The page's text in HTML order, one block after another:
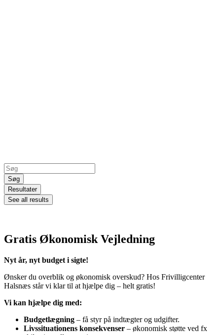
Search
...Søg
Resultater
See all results
Gratis Økonomisk Vejledning
Nyt år, nyt budget i sigte!
Ønsker du overblik og økonomisk overskud? Hos Frivilligcenter
Halsnæs står vi klar til at hjælpe dig – helt gratis!
Vi kan hjælpe dig med:
Budgetlægning – få styr på indtægter og udgifter.
Livssituationens konsekvenser – økonomisk støtte ved fx